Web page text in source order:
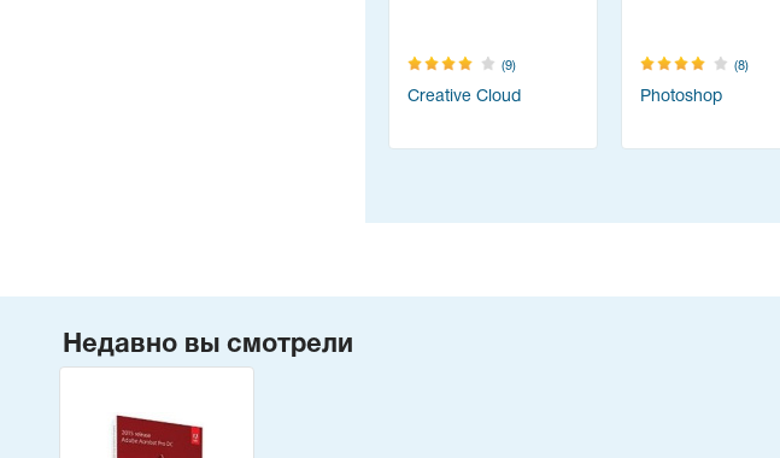
(9)
Creative Cloud
(8)
Photoshop
Недавно вы смотрели